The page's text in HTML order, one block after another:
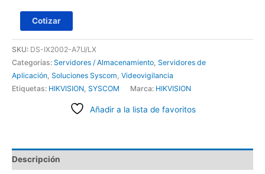
Cotizar
SKU: DS-IX2002-A7U/LX
Categorías: Servidores / Almacenamiento, Servidores de
Aplicación, Soluciones Syscom, Videovigilancia
Etiquetas: HIKVISION, SYSCOM Marca: HIKVISION
Añadir a la lista de favoritos
Descripción